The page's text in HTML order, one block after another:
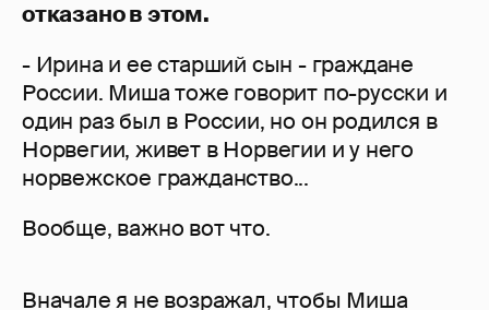
отказано в этом.
- Ирина и ее старший сын - граждане
России. Миша тоже говорит по-русски и
один раз был в России, но он родился в
Норвегии, живет в Норвегии и у него
норвежское гражданство...
Вообще, важно вот что.
Вначале я не возражал, чтобы Миша